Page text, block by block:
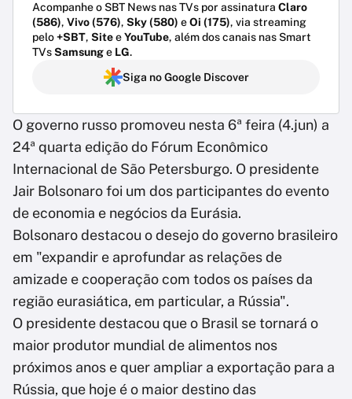
Acompanhe o SBT News nas TVs por assinatura Claro
(586), Vivo (576), Sky (580) eOi (175), via streaming
pelo+SBT, SiteeYouTube, além dos canais nas Smart
TVsSamsunge LG.
Siga no Google Discover
O governo russo promoveu nesta 6ª feira (4.jun) a
24ª quarta edição do Fórum Econômico
Internacional de São Petersburgo. O presidente
Jair Bolsonaro foi um dos participantes do evento
de economia e negócios da Eurásia.
Bolsonaro destacou o desejo do governo brasileiro
em "expandir e aprofundar as relações de
amizade e cooperação com todos os países da
região eurasiática, em particular, a Rússia".
O presidente destacou que o Brasil se tornará o
maior produtor mundial de alimentos nos
próximos anos e quer ampliar a exportação para a
Rússia, que hoje é o maior destino das